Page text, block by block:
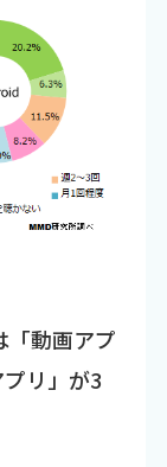
動画アプ
リ」が3